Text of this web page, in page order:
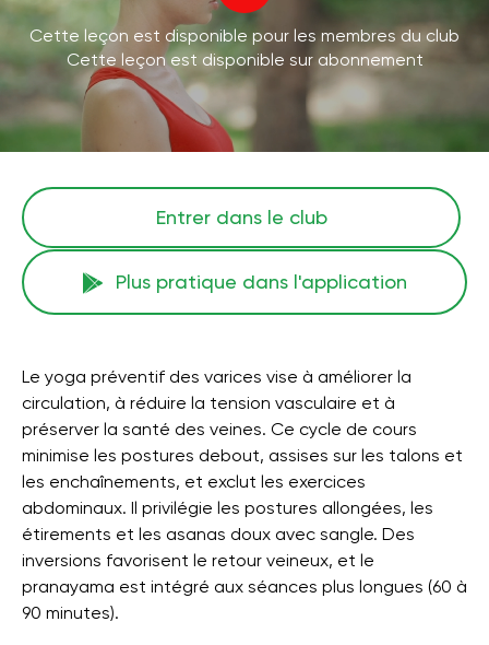
Cette leçon est disponible pour les membres du club
Cette leçon est disponible sur abonnement
Entrer dans le club
Plus pratique dans l'application
Le yoga préventif des varices vise à améliorer la
circulation, à réduire la tension vasculaire et à
préserver la santé des veines. Ce cycle de cours
minimise les postures debout, assises sur les talons et
les enchaînements, et exclut les exercices
abdominaux. Il privilégie les postures allongées, les
étirements et les asanas doux avec sangle. Des
inversions favorisent le retour veineux, et le
pranayama est intégré aux séances plus longues (60 à
90 minutes).